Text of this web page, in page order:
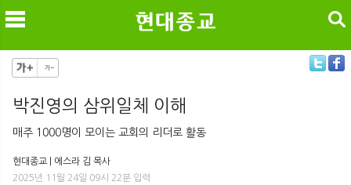
메
검색
박진영의 삼위일체 이해
매주 1000명이 모이는 교회의 리더로 활동
현대종교 | 에스라 김 목사
2025년 11월 24일 09시 22분 입력